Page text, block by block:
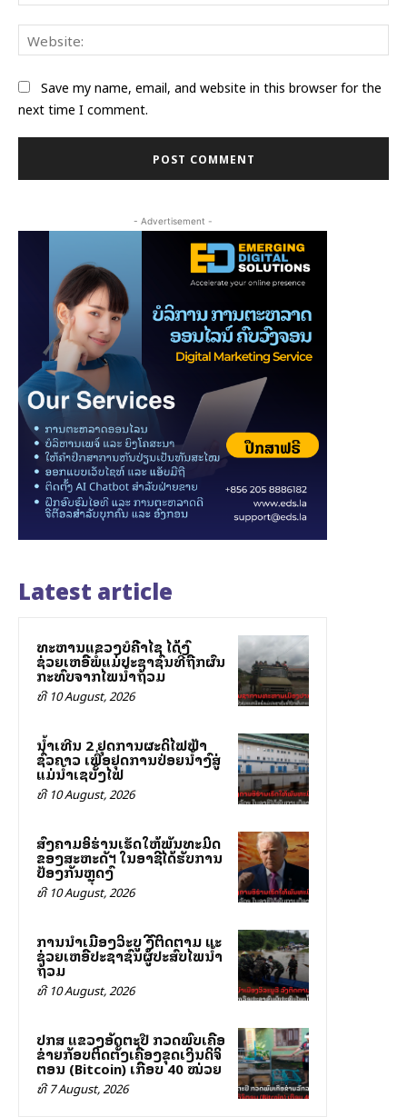
Save my name, email, and website in this browser for the
next time I comment.
- Advertisement -
Latest article
ທະຫານແຂວງບໍລີຄຳໄຊ ໄດ້ລົງ
ຊ່ວຍເຫລືອພໍ່ແມ່ປະຊາຊົນທີ່ຖືກຜົນ
ກະທົບຈາກໄພນ້ຳຖ້ວມ
ທີ 10 August, 2026
ນໍ້າເທີນ 2 ຢຸດການຜະລິດໄຟຟ້າ
ຊົ່ວຄາວ ເພື່ອຢຸດການປ່ອຍນໍ້າລົງສູ່
ແມ່ນໍ້າເຊບັ້ງໄຟ
ທີ 10 August, 2026
ສົງຄາມອິຮ່ານເຮັດໃຫ້ພັນທະມິດ
ຂອງສະຫະລັດฯ ໃນອາຊີໄດ້ຮັບການ
ປ້ອງກັນຫຼຸດລົງ
ທີ 10 August, 2026
ການນຳເມືອງວິລະບູລີ ລົງຕິດຕາມ ແລະ
ຊ່ວຍເຫລືອປະຊາຊົນຜູ້ປະສົບໄພນ້ຳ
ຖ້ວມ
ທີ 10 August, 2026
ປກສ ແຂວງອັດຕະປື ກວດພົບເຄືອ
ຂ່າຍລັກລອບຕິດຕັ້ງເຄື່ອງຂຸດເງິນດິຈິ
ຕອນ (Bitcoin) ເກືອບ 40 ໝ່ວຍ
ທີ 7 August, 2026